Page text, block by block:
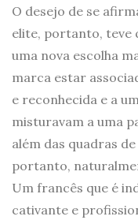
O desejo de se
elite, portanto, teve
uma nova escolha
marca estar
e reconhecida e a
misturavam a uma
além das quadras
portanto,
Um francês que é
cativante e